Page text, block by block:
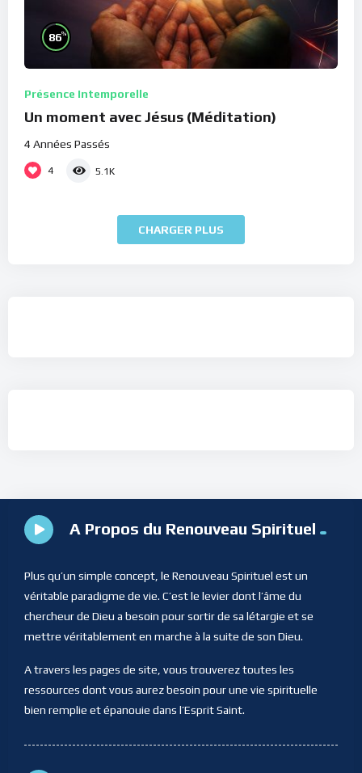
86%
Présence Intemporelle
Un moment avec Jésus (Méditation)
4 Années Passés
4 5.1K
CHARGER PLUS
A Propos du Renouveau Spirituel
Plus qu’un simple concept, le Renouveau Spirituel est un
véritable paradigme de vie. C’est le levier dont l’âme du
chercheur de Dieu a besoin pour sortir de sa létargie et se
mettre véritablement en marche à la suite de son Dieu.
A travers les pages de site, vous trouverez toutes les
ressources dont vous aurez besoin pour une vie spirituelle
bien remplie et épanouie dans l’Esprit Saint.